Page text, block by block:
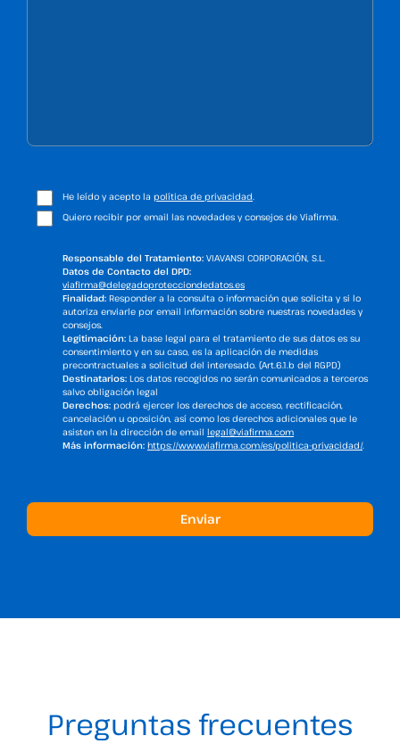
He leído y acepto la política de privacidad.
Quiero recibir por email las novedades y consejos de Viafirma.
Responsable del Tratamiento: VIAVANSI CORPORACIÓN, S.L.
Datos de Contacto del DPD:
viafirma@delegadoprotecciondedatos.es
Finalidad: Responder a la consulta o información que solicita y si lo
autoriza enviarle por email información sobre nuestras novedades y
consejos.
Legitimación: La base legal para el tratamiento de sus datos es su
consentimiento y en su caso, es la aplicación de medidas
precontractuales a solicitud del interesado. (Art.6.1.b del RGPD)
Destinatarios: Los datos recogidos no serán comunicados a terceros
salvo obligación legal
Derechos: podrá ejercer los derechos de acceso, rectificación,
cancelación u oposición, así como los derechos adicionales que le
asisten en la dirección de email legal@viafirma.com
Más información: https://www.viafirma.com/es/politica-privacidad/.
Preguntas frecuentes